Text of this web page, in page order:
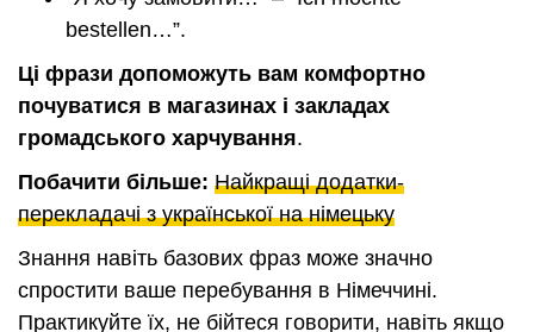
bestellen…”.
Ці фрази допоможуть вам комфортно
почуватися в магазинах і закладах
громадського харчування.
Побачити більше: Найкращі додатки-
перекладачі з української на німецьку
Знання навіть базових фраз може значно
спростити ваше перебування в Німеччині.
Практикуйте їх, не бійтеся говорити, навіть якщо